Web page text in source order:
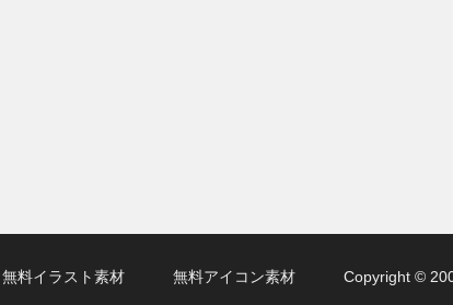
無料イラスト素材 無料アイコン素材 Copyright ©